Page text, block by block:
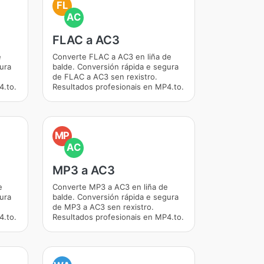
FL
AC
FLAC a AC3
Converte FLAC a AC3 en liña de
balde. Conversión rápida e segura
de FLAC a AC3 sen rexistro.
Resultados profesionais en MP4.to.
MP
AC
MP3 a AC3
Converte MP3 a AC3 en liña de
balde. Conversión rápida e segura
de MP3 a AC3 sen rexistro.
Resultados profesionais en MP4.to.